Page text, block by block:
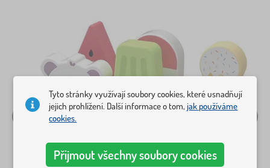
Tyto stránky využívají soubory cookies, které usnadňují
jejich prohlížení. Další informace o tom,jak používáme
cookies.
Přijmout všechny soubory cookies